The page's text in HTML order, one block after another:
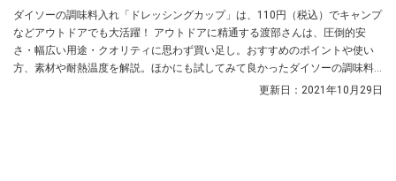
ダイソーの調味料入れ「ドレッシングカップ」は、110円（税込）でキャンプ
などアウトドアでも大活躍！ アウトドアに精通する渡部さんは、圧倒的安
さ・幅広い用途・クオリティに思わず買い足し。おすすめのポイントや使い
方、素材や耐熱温度を解説。ほかにも試してみて良かったダイソーの調味料
更新日： 2021年10月29日